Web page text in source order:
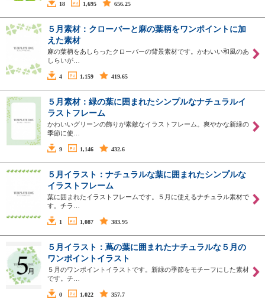
18 1,695 656.25
５月素材：クローバーと麻の葉柄をワンポイントに加
えた素材
麻の葉柄をあしらったクローバーの背景素材です。かわいい和風のあ
しらいが…
4 1,159 419.65
５月素材：緑の葉に囲まれたシンプルなナチュラルイ
ラストフレーム
かわいいグリーンの飾りが素敵なイラストフレーム。爽やかな新緑の
季節に使…
9 1,146 432.6
５月イラスト：ナチュラルな葉に囲まれたシンプルな
イラストフレーム
葉に囲まれたイラストフレームです。５月に使えるナチュラル素材で
す。チラ…
1 1,087 383.95
５月イラスト：蔦の葉に囲まれたナチュラルな５月の
ワンポイントイラスト
５月のワンポイントイラストです。新緑の季節をモチーフにした素材
です。チ…
0 1,022 357.7